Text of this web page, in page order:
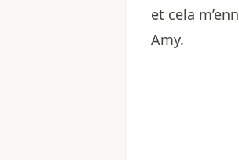
et cela
Amy.